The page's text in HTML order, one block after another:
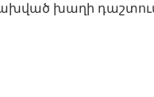
կախված խաղի